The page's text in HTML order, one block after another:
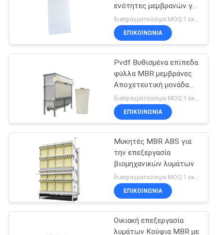
PRIVACY
Ενότητα EDI
88
Μεμβράνες
υπεριρότητας
14
ενότητες μεμβρανών για
την επεξεργασία
λυμάτων εκτύπωσης
διαπραγματεύσιμα MOQ:1 εκατ.
ΕΠΙΚΟΙΝΩΝΙΑ
Pvdf Βυθισμένα επίπεδα
φύλλα MBR μεμβράνες
Αποχετευτική μονάδα
επεξεργασίας λυμάτων
ΕΠΙΚΟΙΝΩΝΙΑ
Μυκητές MBR ABS για
την επεξεργασία
βιομηχανικών λυμάτων
ΕΠΙΚΟΙΝΩΝΙΑ
Οικιακή επεξεργασία
λυμάτων Κούφια MBR με